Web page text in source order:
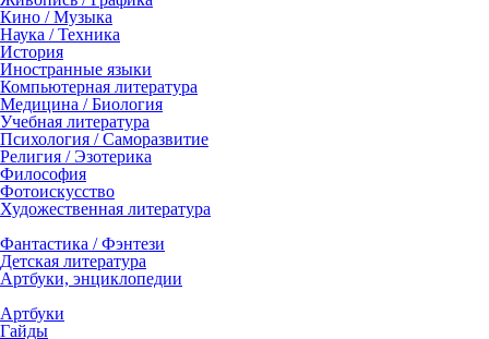
Кино / Музыка
Наука / Техника
История
Иностранные языки
Компьютерная литература
Медицина / Биология
Учебная литература
Психология / Саморазвитие
Религия / Эзотерика
Философия
Фотоискусство
Художественная литература
Фантастика / Фэнтези
Детская литература
Артбуки, энциклопедии
Артбуки
Гайды